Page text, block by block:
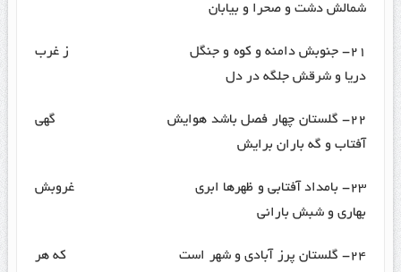
شمالش دشت و صحرا و بیابان
۲۱- جنوبش دامنه و کوه و جنگل ز غرب
دریا و شرقش جلگه در دل
۲۲- گلستان چهار فصل باشد هوایش گهی
آفتاب و گه باران برایش
۲۳- بامداد آفتابی و ظهرها ابری غروبش
بهاری و شبش بارانی
۲۴- گلستان پرز آبادی و شهر است که هر